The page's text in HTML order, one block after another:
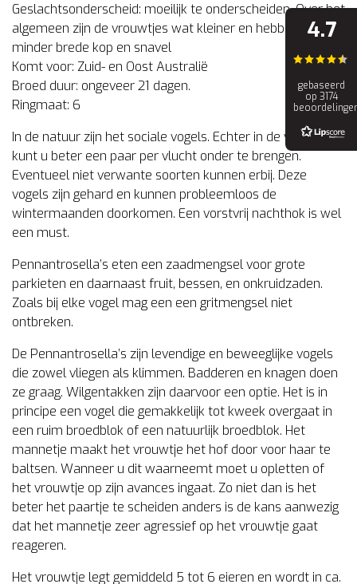
Geslachtsonderscheid: moeilijk te onderscheiden. Over het
algemeen zijn de vrouwtjes wat kleiner en hebben een
minder brede kop en snavel
Komt voor: Zuid- en Oost Australië
Broed duur: ongeveer 21 dagen.
Ringmaat: 6
In de natuur zijn het sociale vogels. Echter in de volière
kunt u beter een paar per vlucht onder te brengen.
Eventueel niet verwante soorten kunnen erbij. Deze
vogels zijn gehard en kunnen probleemloos de
wintermaanden doorkomen. Een vorstvrij nachthok is wel
een must.
Pennantrosella’s eten een zaadmengsel voor grote
parkieten en daarnaast fruit, bessen, en onkruidzaden.
Zoals bij elke vogel mag een een gritmengsel niet
ontbreken.
De Pennantrosella’s zijn levendige en beweeglijke vogels
die zowel vliegen als klimmen. Badderen en knagen doen
ze graag. Wilgentakken zijn daarvoor een optie. Het is in
principe een vogel die gemakkelijk tot kweek overgaat in
een ruim broedblok of een natuurlijk broedblok. Het
mannetje maakt het vrouwtje het hof door voor haar te
baltsen. Wanneer u dit waarneemt moet u opletten of
het vrouwtje op zijn avances ingaat. Zo niet dan is het
beter het paartje te scheiden anders is de kans aanwezig
dat het mannetje zeer agressief op het vrouwtje gaat
reageren.
Het vrouwtje legt gemiddeld 5 tot 6 eieren en wordt in ca.
4.7
gebaseerd
op 3174